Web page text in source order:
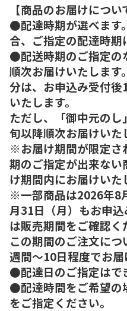
【商品のお届けについ
●配達時期が選べます
合、ご指定の配達時期
●配送時期のご指定の
順次お届けいたします
分は、お申込み受付
いたします。
ただし、「御中元の
旬以降順次お届けいた
※お届け期間が限定さ
期のご指定が出来な
け期間内にお届けいた
※一部商品は2026年8
月31日（月）もお申
は販売期間をご確認く
この期間のご注文に
週間～10日程度でお届
●配達日のご指定はで
●配達時間をご希望の
をご指定ください。